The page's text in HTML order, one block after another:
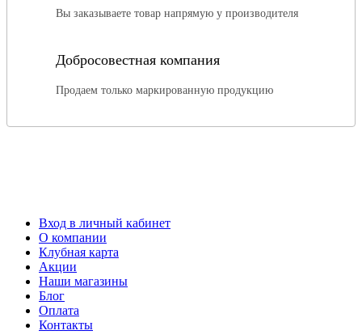
Вы заказываете товар напрямую у производителя
Добросовестная компания
Продаем только маркированную продукцию
Вход в личный кабинет
О компании
Клубная карта
Акции
Наши магазины
Блог
Оплата
Контакты